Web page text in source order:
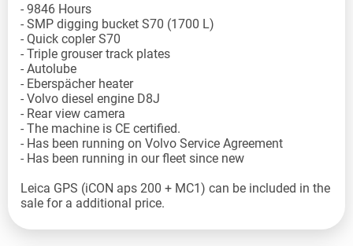
- 9846 Hours
- SMP digging bucket S70 (1700 L)
- Quick copler S70
- Triple grouser track plates
- Autolube
- Eberspächer heater
- Volvo diesel engine D8J
- Rear view camera
- The machine is CE certified.
- Has been running on Volvo Service Agreement
- Has been running in our fleet since new
Leica GPS (iCON aps 200 + MC1) can be included in the
sale for a additional price.